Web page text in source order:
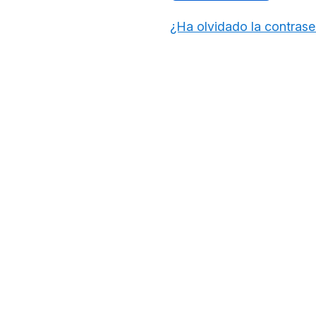
¿Ha olvidado la